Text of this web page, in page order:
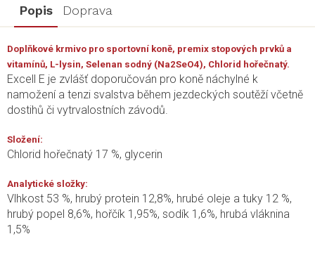
Popis Doprava
Doplňkové krmivo pro sportovní koně, premix stopových prvků a
vitamínů, L-lysin, Selenan sodný (Na2SeO4), Chlorid hořečnatý.
Excell E je zvlášť doporučován pro koně náchylné k
namožení a tenzi svalstva během jezdeckých soutěží včetně
dostihů či vytrvalostních závodů.
Složení:
Chlorid hořečnatý 17 %, glycerin
Analytické složky:
Vlhkost 53 %, hrubý protein 12,8%, hrubé oleje a tuky 12 %,
hrubý popel 8,6%, hořčík 1,95%, sodík 1,6%, hrubá vláknina
1,5%